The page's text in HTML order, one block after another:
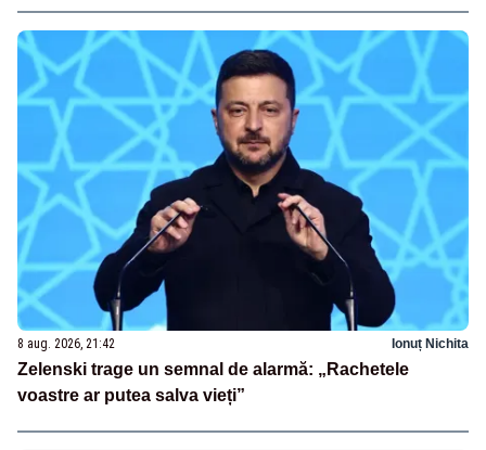
8 aug. 2026, 21:42 Ionuț Nichita
Zelenski trage un semnal de alarmă: „Rachetele
voastre ar putea salva vieți”